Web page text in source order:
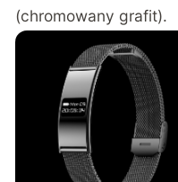
(chromowany grafit).